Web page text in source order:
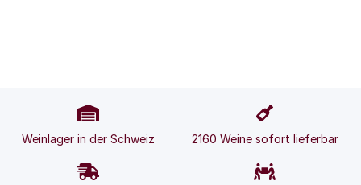
Weinlager in der Schweiz 2160 Weine sofort lieferbar